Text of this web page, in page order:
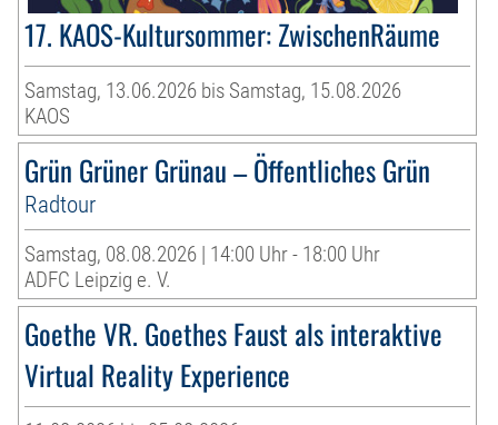
17. KAOS-Kultursommer: ZwischenRäume
Samstag, 13.06.2026 bis Samstag, 15.08.2026
KAOS
Grün Grüner Grünau – Öffentliches Grün
Radtour
Samstag, 08.08.2026 | 14:00 Uhr - 18:00 Uhr
ADFC Leipzig e. V.
Goethe VR. Goethes Faust als interaktive
Virtual Reality Experience